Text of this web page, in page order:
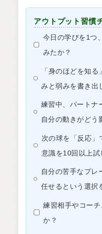
アウトプット習慣
今日の学びを1つ
みたか？
「身のほどを知
みと弱みを書き出
練習中、パートナ
自分の動きがどう
次の球を「反応」
意識を10回以上試
自分の苦手なプレ
任せるという選択
練習相手やコー
か？